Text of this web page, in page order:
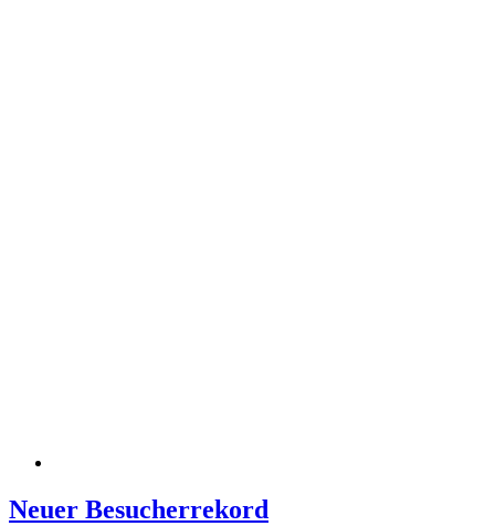
Neuer Besucherrekord